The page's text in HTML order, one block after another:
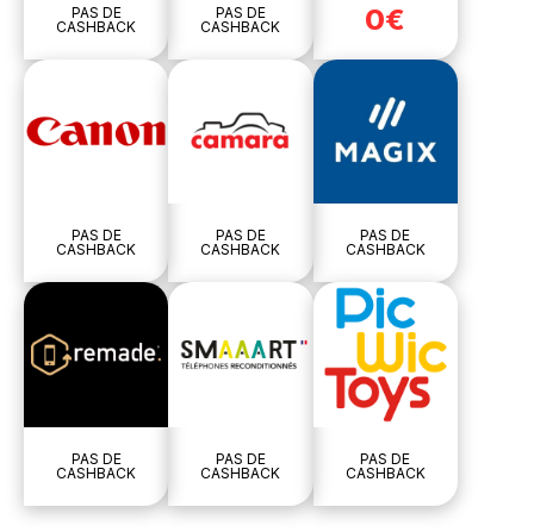
PAS DE
CASHBACK
PAS DE
CASHBACK
0€
PAS DE
CASHBACK
PAS DE
CASHBACK
PAS DE
CASHBACK
PAS DE
CASHBACK
PAS DE
CASHBACK
PAS DE
CASHBACK